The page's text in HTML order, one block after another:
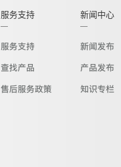
服务支持
服务支持
查找产品
售后服务政策
新闻中心
新闻发布
产品发布
知识专栏